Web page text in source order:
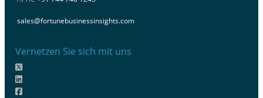
sales@fortunebusinessinsights.com
Vernetzen Sie sich mit uns